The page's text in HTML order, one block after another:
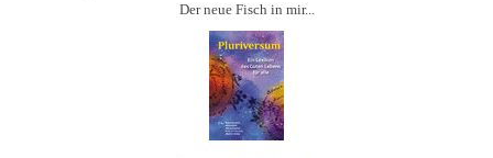
Der neue Fisch in mir...